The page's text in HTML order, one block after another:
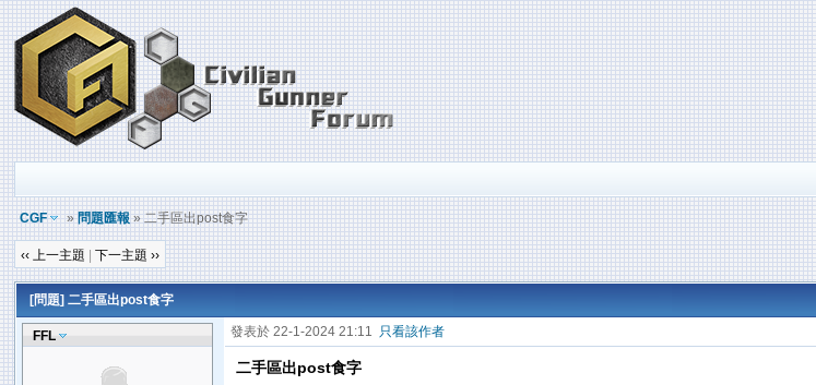
CGF »問題匯報» 二手區出post食字
‹‹ 上一主題 |下一主題 ››
[問題] 二手區出post食字
FFL 發表於 22-1-2024 21:11 只看該作者
二手區出post食字